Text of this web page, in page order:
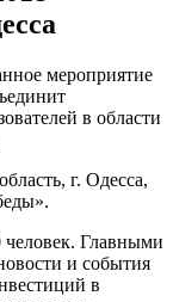
мероприятие
в области
г. Одесса,
человек. Главными
и события
в